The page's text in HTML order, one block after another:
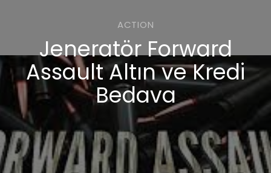
ACTION
Jeneratör Forward
Assault Altın ve Kredi
Bedava